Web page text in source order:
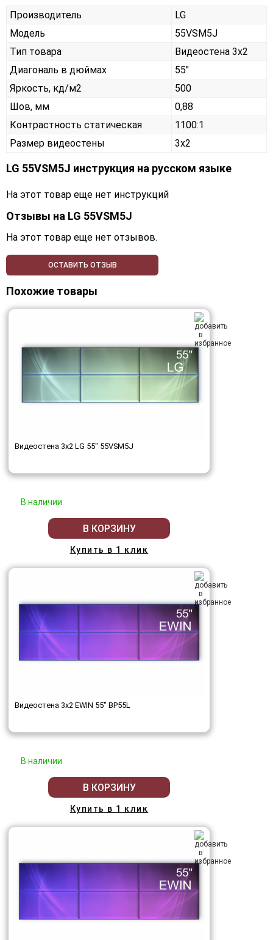
Производитель
LG
Модель
55VSM5J
Тип товара
Видеостена 3х2
Диагональ в дюймах
55"
Яркость, кд/м2
500
Шов, мм
0,88
Контрастность статическая
1100:1
Размер видеостены
3x2
LG 55VSM5J инструкция на русском языке
На этот товар еще нет инструкций
Отзывы на LG 55VSM5J
На этот товар еще нет отзывов.
ОСТАВИТЬ ОТЗЫВ
Похожие товары
Видеостена 3x2 LG 55" 55VSM5J
В наличии
В КОРЗИНУ
Купить в 1 клик
Видеостена 3x2 EWIN 55" BP55L
В наличии
В КОРЗИНУ
Купить в 1 клик